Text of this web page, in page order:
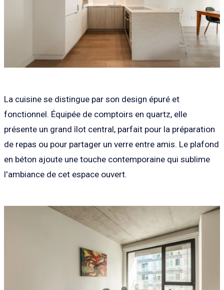
La cuisine se distingue par son design épuré et
fonctionnel. Équipée de comptoirs en quartz, elle
présente un grand îlot central, parfait pour la préparation
de repas ou pour partager un verre entre amis. Le plafond
en béton ajoute une touche contemporaine qui sublime
l'ambiance de cet espace ouvert.